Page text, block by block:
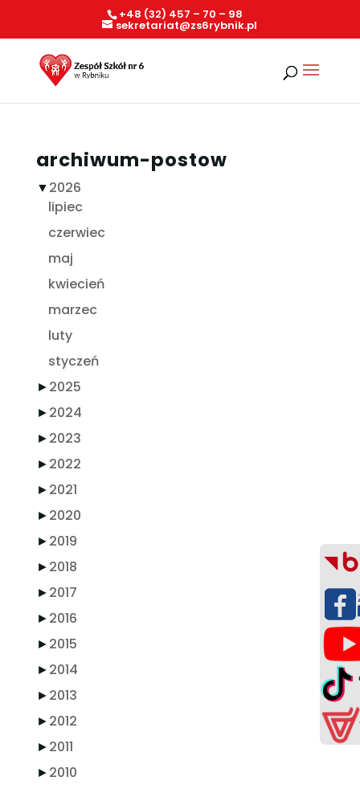
+48 (32) 457 – 70 – 98
sekretariat@zs6rybnik.pl
archiwum-postow
▼2026
lipiec
czerwiec
maj
kwiecień
marzec
luty
styczeń
►2025
►2024
►2023
►2022
►2021
►2020
►2019
►2018
►2017
►2016
►2015
►2014
►2013
►2012
►2011
►2010